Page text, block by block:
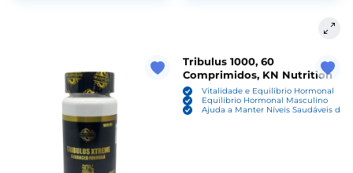
Tribulus 1000, 60
Comprimidos, KN Nutrition
Vitalidade e Equilíbrio Hormonal
Equilíbrio Hormonal Masculino
Ajuda a Manter Níveis Saudáveis de